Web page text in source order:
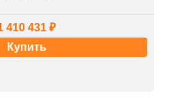
410 431 ₽
Купить